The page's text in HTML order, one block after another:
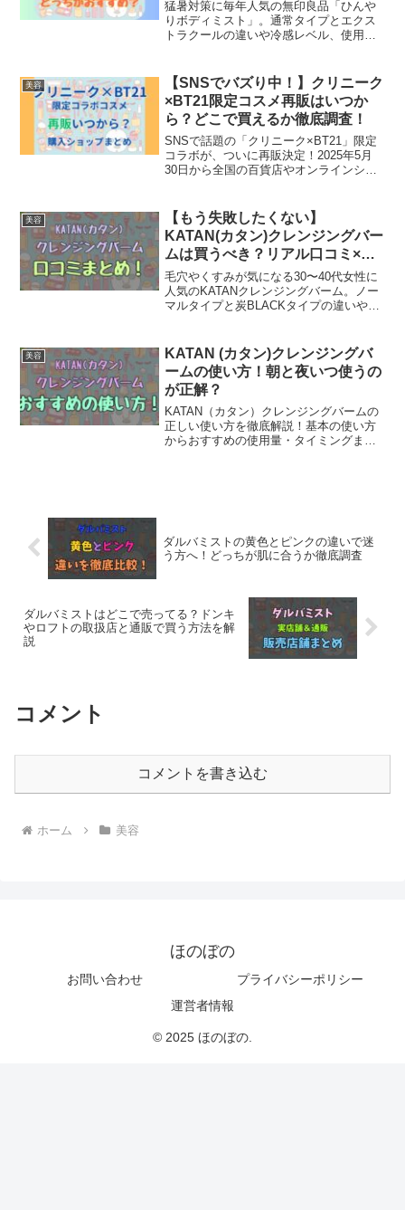
猛暑対策に毎年人気の無印良品「ひんや
りボディミスト」。通常タイプとエクス
トラクールの違いや冷感レベル、使用
の方や暑がりさん必見の夏のマストアイ
テム情報。
美容
【SNSでバズり中！】クリニーク
×BT21限定コスメ再販はいつか
ら？どこで買えるか徹底調査！
SNSで話題の「クリニーク×BT21」限定
コラボが、ついに再販決定！2025年5月
30日から全国の百貨店やオンラインショ
タイプ別の注意点まで徹底解説。推し活×
美容のチャンスをお見逃しなく！
美容
【もう失敗したくない】
KATAN(カタン)クレンジングバー
ムは買うべき？リアル口コミ×成
分で徹底検証！
毛穴やくすみが気になる30〜40代女性に
人気のKATANクレンジングバーム。ノー
マルタイプと炭BLACKタイプの違いや、
めの選び方ガイドも紹介。
美容
KATAN (カタン)クレンジングバ
ームの使い方！朝と夜いつ使うの
が正解？
KATAN（カタン）クレンジングバームの
正しい使い方を徹底解説！基本の使い方
からおすすめの使用量・タイミングまで
ダルバミストの黄色とピンクの違いで迷
う方へ！どっちが肌に合うか徹底調査
ダルバミストはどこで売ってる？ドンキ
やロフトの取扱店と通販で買う方法を解
説
コメント
コメントを書き込む
ホーム 美容
ほのぼの
お問い合わせ
プライバシーポリシー
運営者情報
© 2025 ほのぼの.